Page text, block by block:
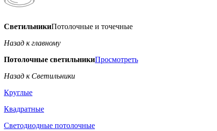
СветильникиПотолочные и точечные
Назад к главному
Потолочные светильникиПросмотреть
Назад к Светильники
Круглые
Квадратные
Светодиодные потолочные